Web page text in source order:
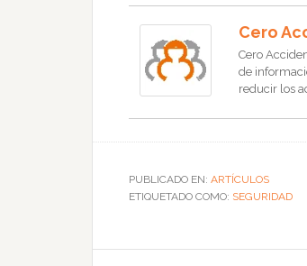
Cero
Cero
de
reducir los
PUBLICADO EN: ARTÍCULOS
ETIQUETADO COMO: SEGURIDAD